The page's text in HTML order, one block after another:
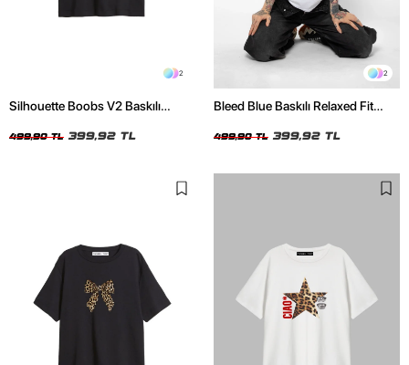
2
Silhouette Boobs V2 Baskılı
499,90 TL 399,92 TL
2
Bleed Blue Baskılı Relaxed Fit
499,90 TL 399,92 TL